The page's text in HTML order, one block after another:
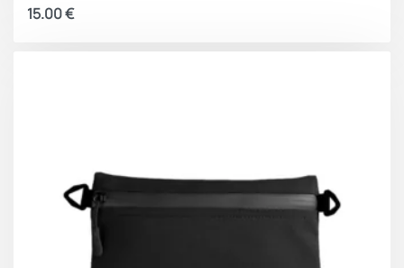
15.00€